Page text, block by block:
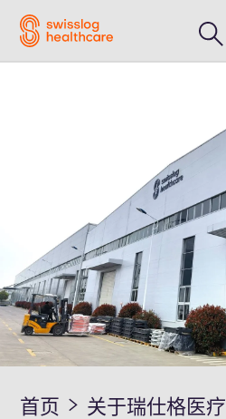
中文 / Chinese
首页 关于瑞仕格医疗